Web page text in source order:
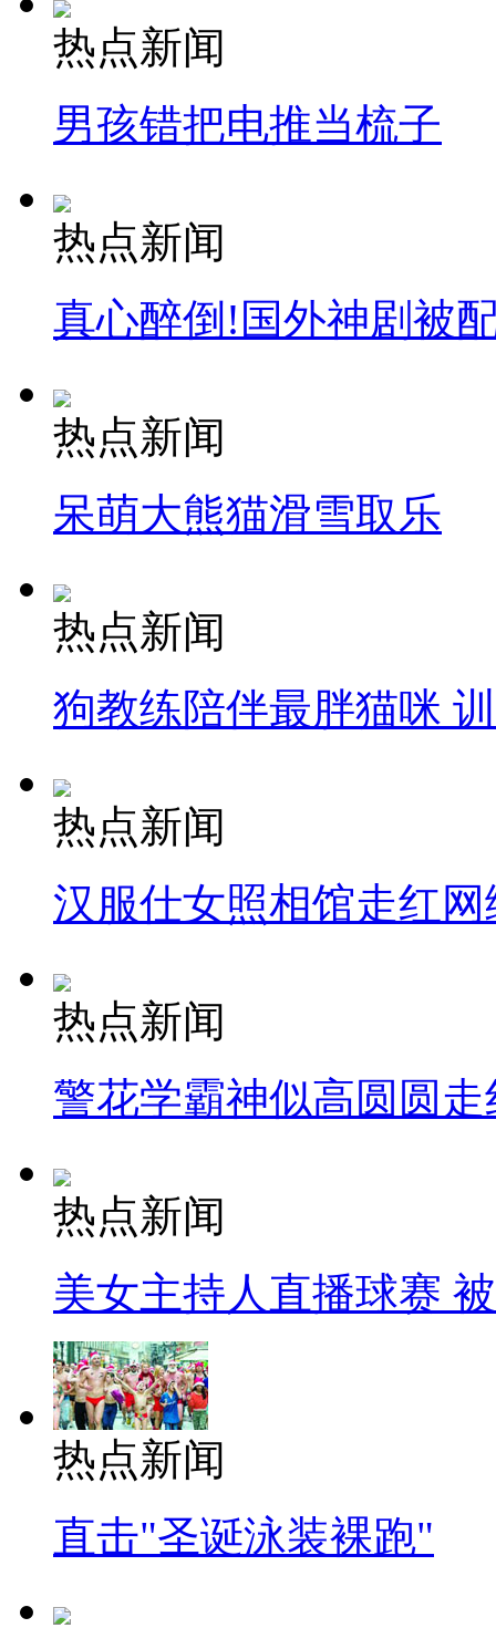
热点新闻
男孩错把电推当梳子
热点新闻
真心醉倒!国外神剧被
热点新闻
呆萌大熊猫滑雪取乐
热点新闻
狗教练陪伴最胖猫咪
热点新闻
汉服仕女照相馆走红网
热点新闻
警花学霸神似高圆圆走
热点新闻
美女主持人直播球赛
热点新闻
直击"圣诞泳装裸跑"